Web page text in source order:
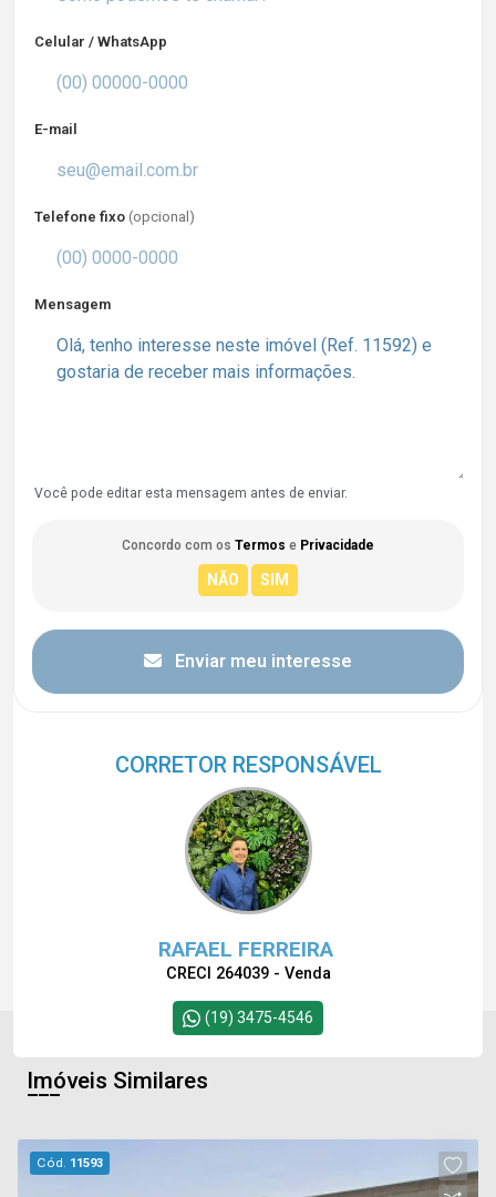
Celular / WhatsApp
E-mail
Telefone fixo (opcional)
Mensagem
Você pode editar esta mensagem antes de enviar.
Concordo com os Termos e Privacidade
Enviar meu interesse
CORRETOR RESPONSÁVEL
RAFAEL FERREIRA
CRECI 264039 - Venda
(19) 3475-4546
Imóveis Similares
Cód. 11593